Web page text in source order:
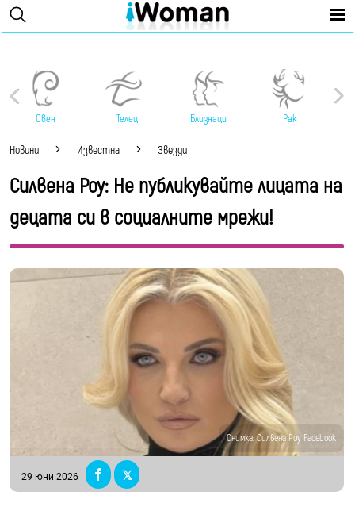
Овен Телец Близнаци Рак
Новини Известна Звезди
Силвена Роу: Не публикувайте лицата на
децата си в социалните мрежи!
Снимка: Силвена Роу Facebook
29 юни 2026